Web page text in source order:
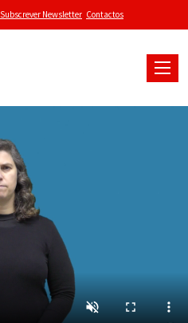
Subscrever Newsletter Contactos
Toggle